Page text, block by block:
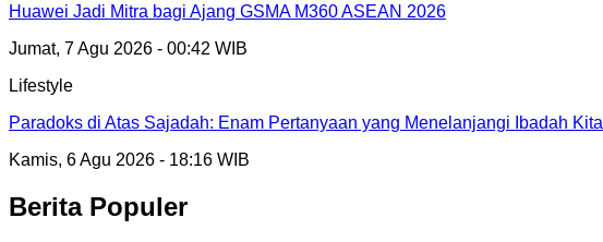
Huawei Jadi Mitra bagi Ajang GSMA M360 ASEAN 2026
Jumat, 7 Agu 2026 - 00:42 WIB
Lifestyle
Paradoks di Atas Sajadah: Enam Pertanyaan yang Menelanjangi Ibadah Kita
Kamis, 6 Agu 2026 - 18:16 WIB
Berita Populer